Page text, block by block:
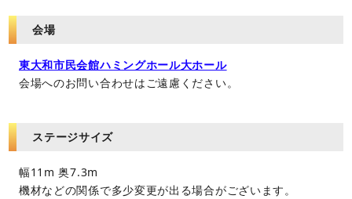
会場
東大和市民会館ハミングホール大ホール
会場へのお問い合わせはご遠慮ください。
ステージサイズ
幅11m 奥7.3m
機材などの関係で多少変更が出る場合がございます。